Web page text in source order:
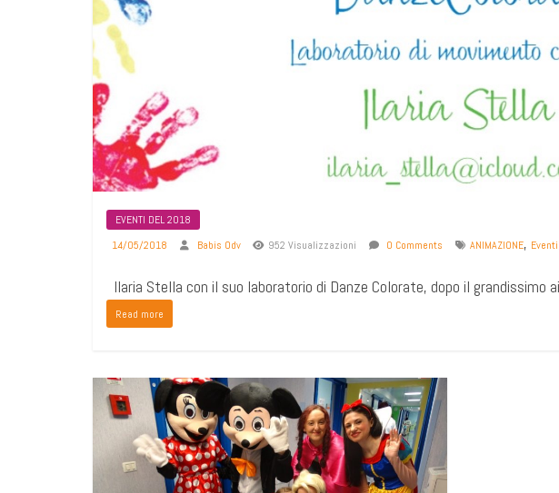
EVENTI DEL 2018
14/05/2018
Babis Odv 952 Visualizzazioni 0 Comments ANIMAZIONE, Eventi
Ilaria Stella con il suo laboratorio di Danze Colorate, dopo il grandissimo
Read more